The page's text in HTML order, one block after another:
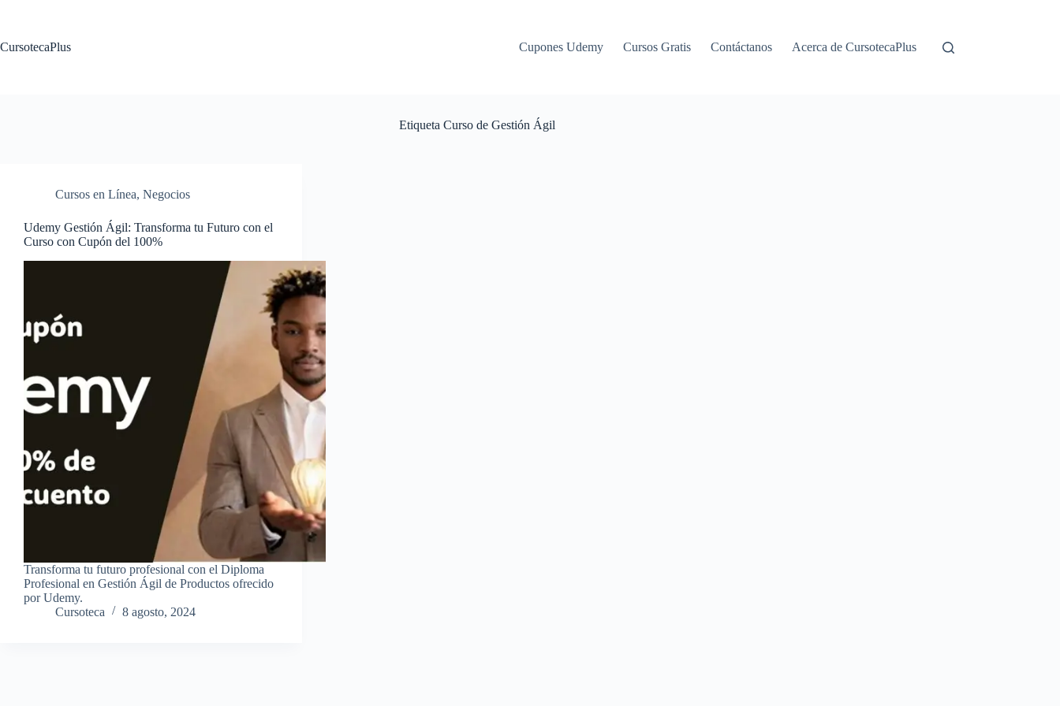
CursotecaPlus
Cupones Udemy Cursos Gratis Contáctanos Acerca de CursotecaPlus
Etiqueta Curso de Gestión Ágil
Cursos en Línea, Negocios
Udemy Gestión Ágil: Transforma tu Futuro con el
Curso con Cupón del 100%
Transforma tu futuro profesional con el Diploma
Profesional en Gestión Ágil de Productos ofrecido
por Udemy.
Cursoteca
8 agosto, 2024